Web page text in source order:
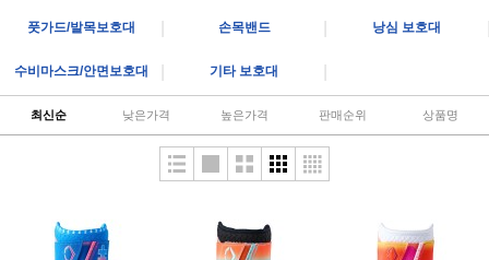
풋가드/발목보호대 손목밴드 낭심 보호대
수비마스크/안면보호대 기타 보호대
최신순 낮은가격 높은가격 판매순위 상품명